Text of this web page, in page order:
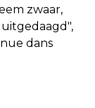
zwaar,
dans